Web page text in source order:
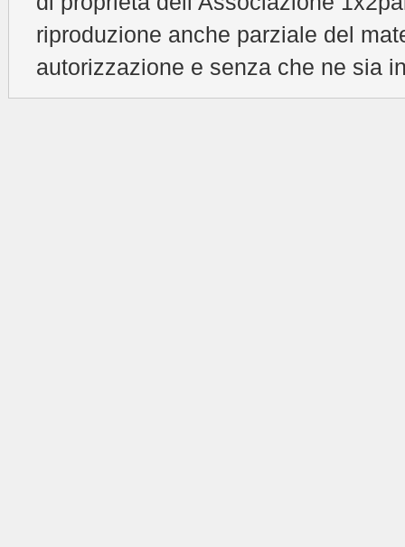
riproduzione anche parziale del
autorizzazione e senza che ne sia